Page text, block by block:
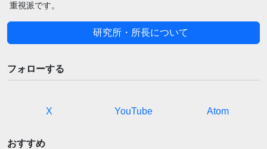
重視派です。
研究所・所長について
フォローする
X YouTube Atom
おすすめ